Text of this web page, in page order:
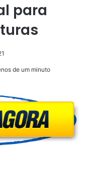
para
de um minuto